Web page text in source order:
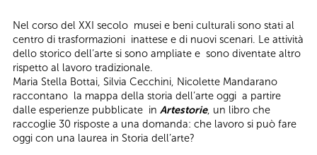
Nel corso del XXI secolo musei e beni culturali sono stati al
centro di trasformazioni inattese e di nuovi scenari. Le attività
dello storico dell’arte si sono ampliate e sono diventate altro
rispetto al lavoro tradizionale.
Maria Stella Bottai, Silvia Cecchini, Nicolette Mandarano
raccontano la mappa della storia dell’arte oggi a partire
dalle esperienze pubblicate in Artestorie, un libro che
raccoglie 30 risposte a una domanda: che lavoro si può fare
oggi con una laurea in Storia dell’arte?